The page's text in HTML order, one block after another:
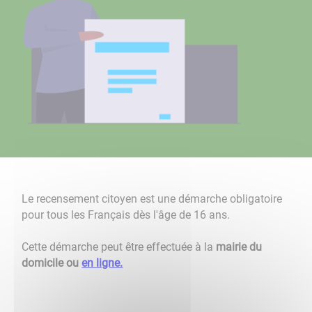
Le recensement citoyen est une démarche obligatoire
pour tous les Français dès l'âge de 16 ans.
Cette démarche peut être effectuée à la mairie du
domicile ouen ligne.